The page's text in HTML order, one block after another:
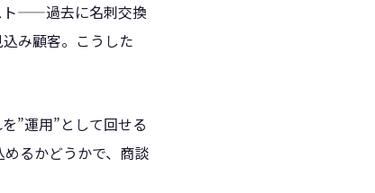
ト——過去に名刺交換
み顧客。こうした
”運用”として回せる
るかどうかで、商談